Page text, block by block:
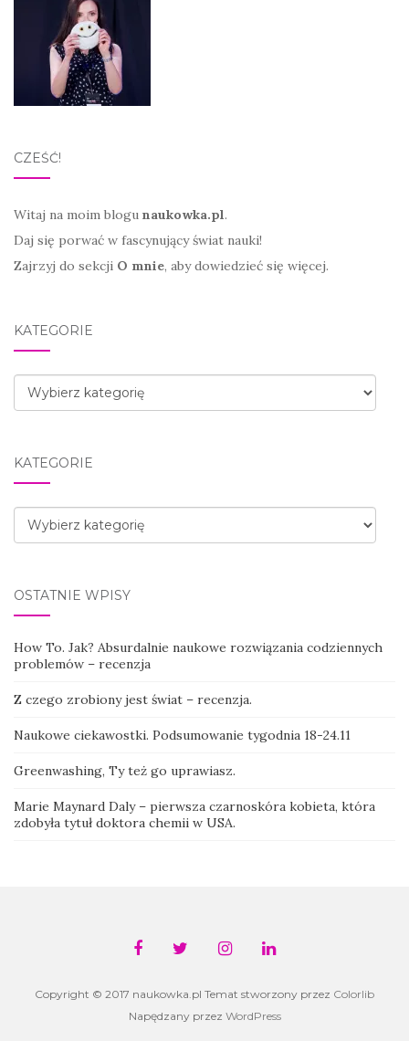
CZEŚĆ!
Witaj na moim blogu naukowka.pl.
Daj się porwać w fascynujący świat nauki!
Zajrzyj do sekcji O mnie, aby dowiedzieć się więcej.
KATEGORIE
Kategorie
KATEGORIE
Kategorie
OSTATNIE WPISY
How To. Jak? Absurdalnie naukowe rozwiązania codziennych
problemów – recenzja
Z czego zrobiony jest świat – recenzja.
Naukowe ciekawostki. Podsumowanie tygodnia 18-24.11
Greenwashing, Ty też go uprawiasz.
Marie Maynard Daly – pierwsza czarnoskóra kobieta, która
zdobyła tytuł doktora chemii w USA.
Copyright © 2017 naukowka.pl Temat stworzony przez Colorlib
Napędzany przez WordPress